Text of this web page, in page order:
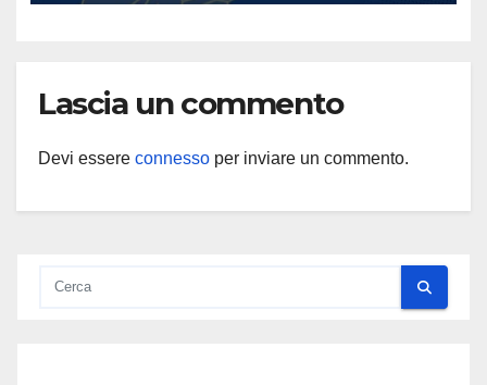
Lascia un commento
Devi essere connesso per inviare un commento.